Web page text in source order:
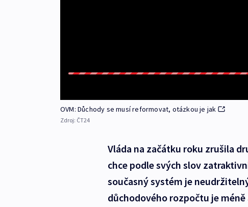
OVM: Důchody se musí reformovat, otázkou je jak
Zdroj: ČT24
Vláda na začátku roku zrušila
chce podle svých slov
současný systém je
důchodového rozpočtu je